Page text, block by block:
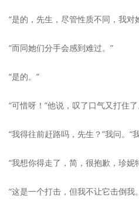
“是的，先生，尽管性质不同，我对
“而同她们分手会感到难过。”
“是的。”
“可惜呀！”他说，叹了口气又打住
“我得往前赶路吗，先生？”我问。“
“我想你得走了，简，很抱歉，珍
“这是一个打击，但我不让它击倒